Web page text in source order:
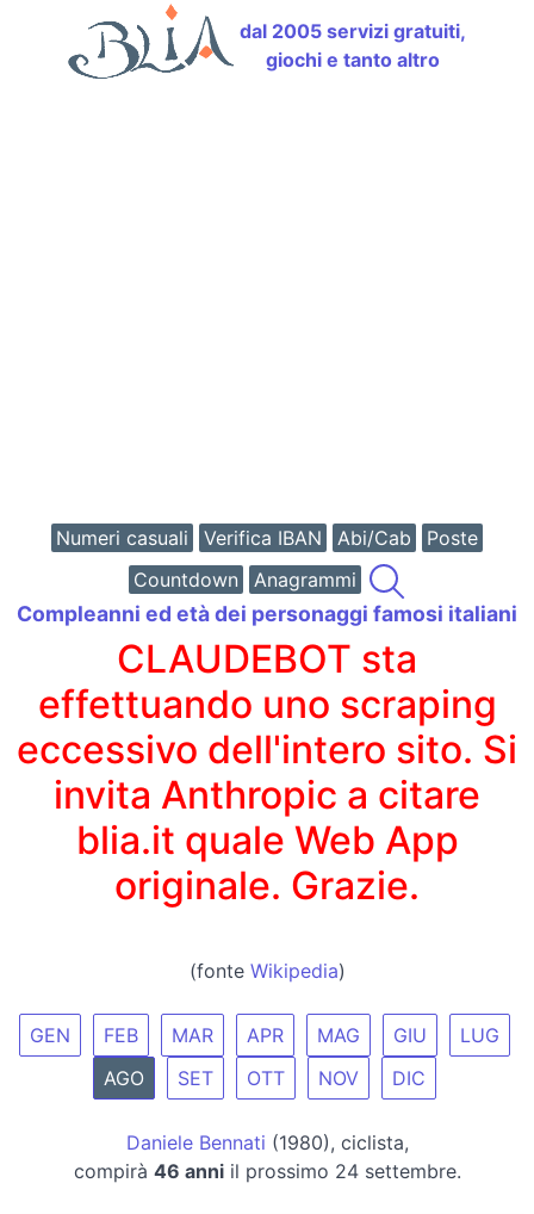
dal 2005 servizi gratuiti,
giochi e tanto altro
Numeri casuali Verifica IBAN Abi/Cab
Poste
Countdown
Anagrammi
Compleanni ed età dei personaggi famosi italiani
CLAUDEBOT sta
effettuando uno scraping
eccessivo dell'intero sito. Si
invita Anthropic a citare
blia.it quale Web App
originale. Grazie.
(fonte Wikipedia)
GEN FEB MAR APR MAG GIU
LUG
AGO
SET OTT NOV DIC
Daniele Bennati (1980), ciclista,
compirà 46 anniil prossimo 24 settembre.